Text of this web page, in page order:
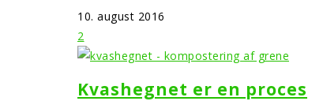
10. august 2016
2
Kvashegnet er en proces